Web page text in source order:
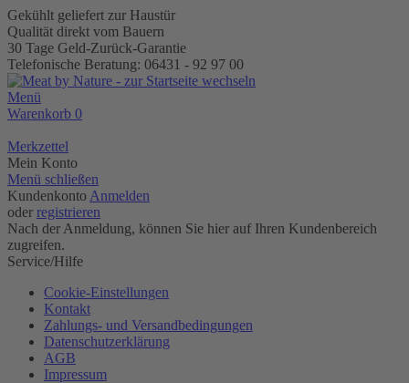
Gekühlt geliefert zur Haustür
Qualität direkt vom Bauern
30 Tage Geld-Zurück-Garantie
Telefonische Beratung: 06431 - 92 97 00
Menü
Warenkorb 0
Merkzettel
Mein Konto
Menü schließen
Kundenkonto Anmelden
oder registrieren
Nach der Anmeldung, können Sie hier auf Ihren Kundenbereich
zugreifen.
Service/Hilfe
Cookie-Einstellungen
Kontakt
Zahlungs- und Versandbedingungen
Datenschutzerklärung
AGB
Impressum